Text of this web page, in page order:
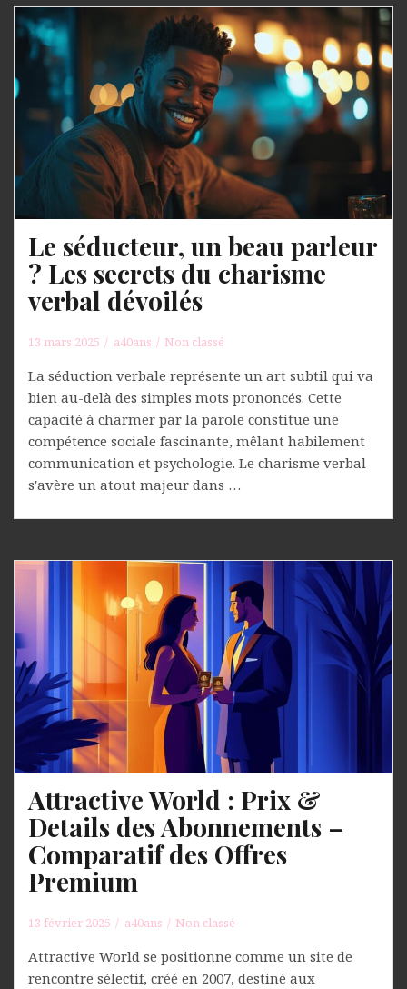
Le séducteur, un beau parleur
? Les secrets du charisme
verbal dévoilés
13 mars 2025 a40ans Non classé
La séduction verbale représente un art subtil qui va
bien au-delà des simples mots prononcés. Cette
capacité à charmer par la parole constitue une
compétence sociale fascinante, mêlant habilement
communication et psychologie. Le charisme verbal
s'avère un atout majeur dans …
Attractive World : Prix &
Details des Abonnements –
Comparatif des Offres
Premium
13 février 2025 a40ans Non classé
Attractive World se positionne comme un site de
rencontre sélectif, créé en 2007, destiné aux